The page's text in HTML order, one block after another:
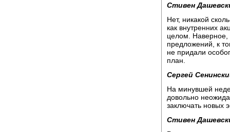
Стивен
Нет, никакой
как внутренних
целом. Наверное,
предложений, к
не придали
план.
Сергей
На минувшей
довольно
заключать новых
Стивен